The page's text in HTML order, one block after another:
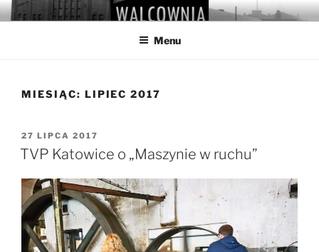
Przejdź
do
WALCOWNIA
Muzeum Hutnictwa Cynku
Menu
MIESIĄC: LIPIEC 2017
OPUBLIKOWANE
W
27 LIPCA 2017
TVP Katowice o „Maszynie w ruchu”